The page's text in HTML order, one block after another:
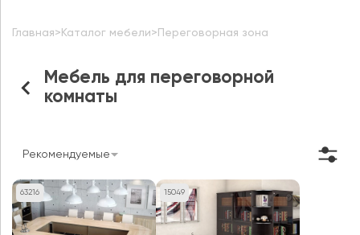
Мебель для переговорной
комнаты
Главная> Каталог мебели> Переговорная зона
Рекомендуемые
63216 15049